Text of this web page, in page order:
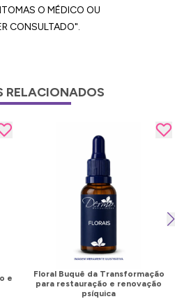
O MÉDICO OU
CONSULTADO".
RELACIONADOS
e
Floral Buquê da Transformação
para restauração e renovação
psíquica